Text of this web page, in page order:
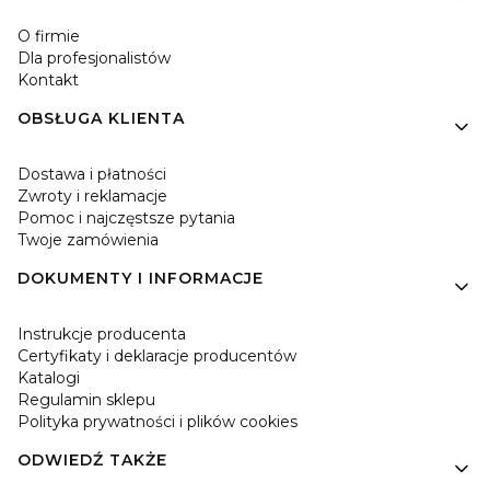
O firmie
Dla profesjonalistów
Kontakt
OBSŁUGA KLIENTA
Dostawa i płatności
Zwroty i reklamacje
Pomoc i najczęstsze pytania
Twoje zamówienia
DOKUMENTY I INFORMACJE
Instrukcje producenta
Certyfikaty i deklaracje producentów
Katalogi
Regulamin sklepu
Polityka prywatności i plików cookies
ODWIEDŹ TAKŻE